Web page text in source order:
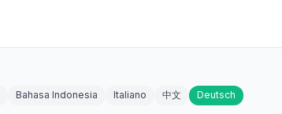
Bahasa Indonesia Italiano 中文 Deutsch